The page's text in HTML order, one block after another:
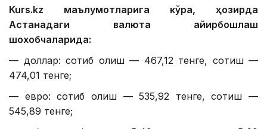
Kurs.kz маълумотларига кўра, ҳозирда
Астанадаги валюта айирбошлаш
шохобчаларида:
— доллар: сотиб олиш — 467,12 тенге, сотиш —
474,01 тенге;
— евро: сотиб олиш — 535,92 тенге, сотиш —
545,89 тенге;